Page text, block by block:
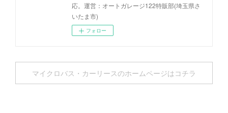
応。運営：オートガレージ122特販部(埼玉県さ
いたま市)
フォロー
マイクロバス・カーリースのホームページはコチラ